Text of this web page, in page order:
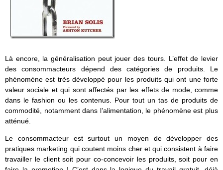
Là encore, la généralisation peut jouer des tours. L’effet de levier
des consommacteurs dépend des catégories de produits. Le
phénomène est très développé pour les produits qui ont une forte
valeur sociale et qui sont affectés par les effets de mode, comme
dans le fashion ou les contenus. Pour tout un tas de produits de
commodité, notamment dans l’alimentation, le phénomène est plus
atténué.
Le consommacteur est surtout un moyen de développer des
pratiques marketing qui coutent moins cher et qui consistent à faire
travailler le client soit pour co-concevoir les produits, soit pour en